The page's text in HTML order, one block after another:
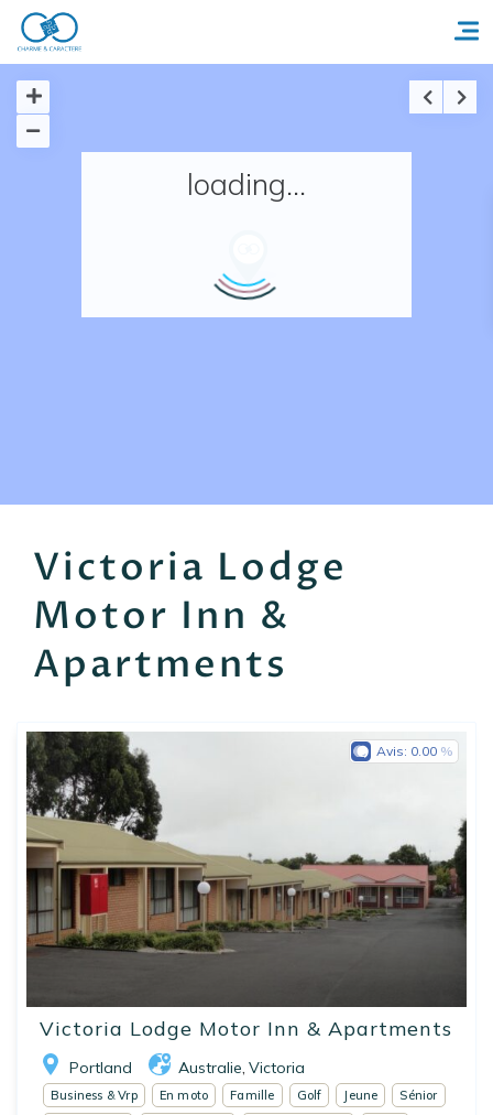
Accueil
loading...
Victoria Lodge
Motor Inn &
Apartments
Victoria Lodge Motor Inn & Apartments
Portland Australie Victoria
Avis: 0.00
Business & Vrp En moto Famille Golf Jeune
Sénior